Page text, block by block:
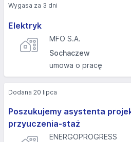
Elektryk
MFO S.A.
Sochaczew
umowa o pracę
Wygasa za 3 dni
Poszukujemy asystenta
przyuczenia-staż
ENERGOPROGRESS
Dodana 20 lipca